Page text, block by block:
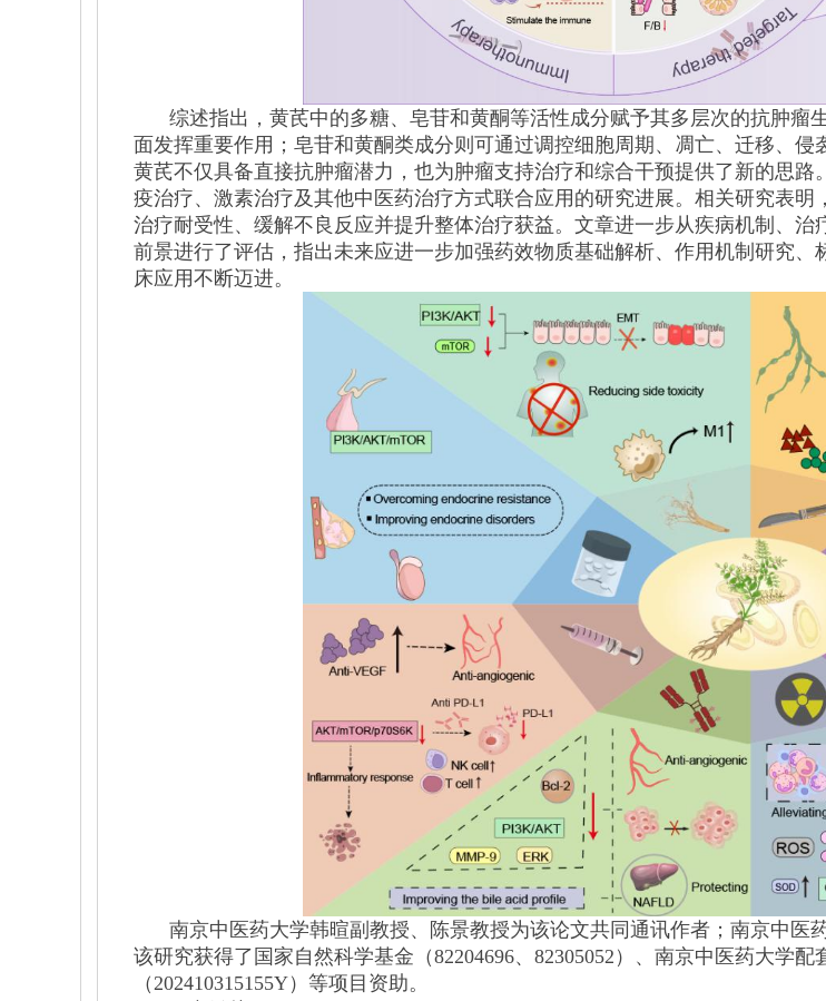
综述指出，黄芪中的多糖、皂苷和黄酮等活性成分赋予其多层次的抗肿
面发挥重要作用；皂苷和黄酮类成分则可通过调控细胞周期、凋亡、迁移、
黄芪不仅具备直接抗肿瘤潜力，也为肿瘤支持治疗和综合干预提供了新的思
疫治疗、激素治疗及其他中医药治疗方式联合应用的研究进展。相关研究表
治疗耐受性、缓解不良反应并提升整体治疗获益。文章进一步从疾病机制、
前景进行了评估，指出未来应进一步加强药效物质基础解析、作用机制研究
床应用不断迈进。
南京中医药大学韩暄副教授、陈景教授为该论文共同通讯作者；南京中医
该研究获得了国家自然科学基金（82204696、82305052）、南京中医药大学
（202410315155Y）等项目资助。